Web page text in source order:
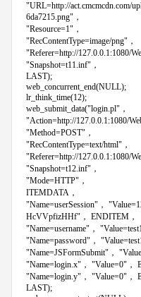
"URL=http://act.cmcmcdn.com/
6da7215.png"，
"Resource=1"，
"RecContentType=image/png"，
"Referer=http://127.0.0.1:1080/
"Snapshot=t11.inf"，
LAST);
web_concurrent_end(NULL);
lr_think_time(12);
web_submit_data("login.pl"，
"Action=http://127.0.0.1:1080/
"Method=POST"，
"RecContentType=text/html"，
"Referer=http://127.0.0.1:1080/
"Snapshot=t12.inf"，
"Mode=HTTP"，
ITEMDATA，
"Name=userSession"，
HcVVpfizHHf"， ENDITEM，
"Name=username"，
"Name=password"，
"Name=JSFormSubmit"，
"Name=login.x"， "Value=0"，
"Name=login.y"， "Value=0"，
LAST);